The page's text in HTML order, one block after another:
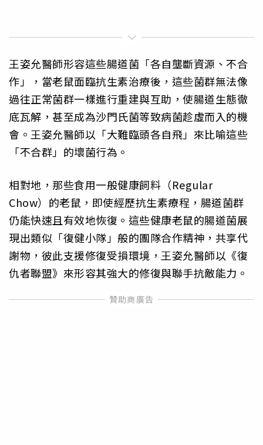
王姿允醫師形容這些腸道菌「各自壟斷資源、不合
作」，當老鼠面臨抗生素治療後，這些菌群無法像
過往正常菌群一樣進行重建與互助，使腸道生態徹
底瓦解，甚至成為沙門氏菌等致病菌趁虛而入的機
會。王姿允醫師以「大難臨頭各自飛」來比喻這些
「不合群」的壞菌行為。
相對地，那些食用一般健康飼料（Regular
Chow）的老鼠，即使經歷抗生素療程，腸道菌群
仍能快速且有效地恢復。這些健康老鼠的腸道菌展
現出類似「復健小隊」般的團隊合作精神，共享代
謝物，彼此支援修復受損環境，王姿允醫師以《復
仇者聯盟》來形容其強大的修復與聯手抗敵能力。